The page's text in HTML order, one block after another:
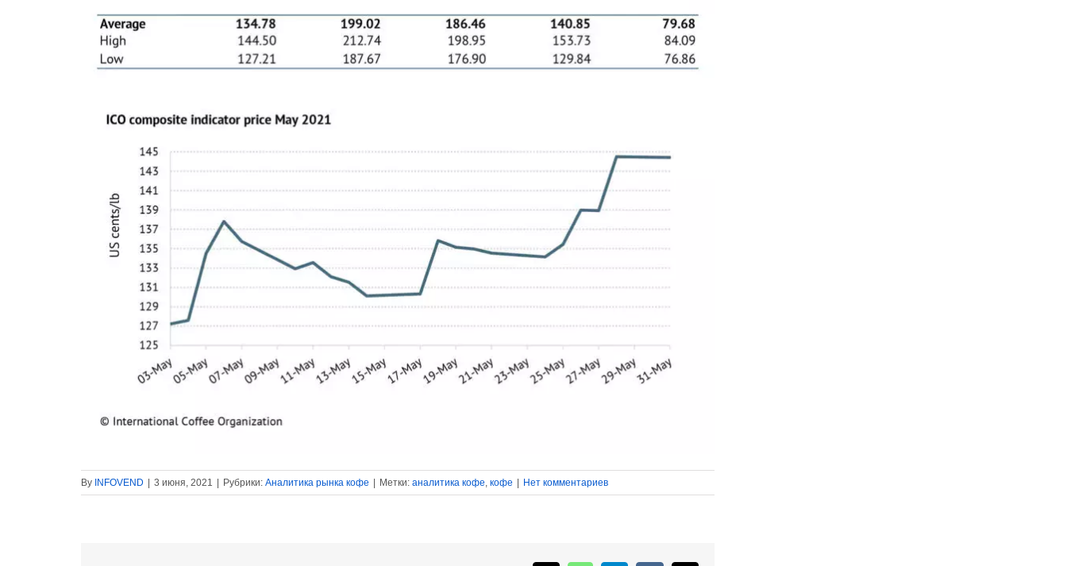
By INFOVEND 3 июня, 2021 Рубрики: Аналитика рынка кофе Метки: аналитика кофе, кофе Нет комментариев